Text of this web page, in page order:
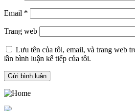
Email *
Trang web
Lưu tên của tôi, email, và trang web
lần bình luận kế tiếp của tôi.